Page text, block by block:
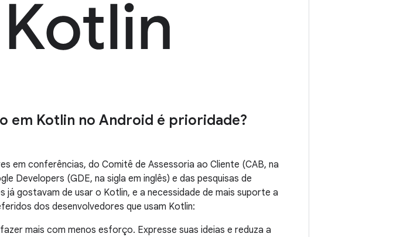
em Kotlin no Android é prioridade?
em conferências, do Comitê de Assessoria ao Cliente (CAB, na
Developers (GDE, na sigla em inglês) e das pesquisas de
já gostavam de usar o Kotlin, e a necessidade de mais suporte a
dos desenvolvedores que usam Kotlin:
mais com menos esforço. Expresse suas ideias e reduza a